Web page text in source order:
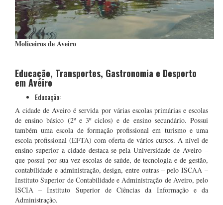
Moliceiros de Aveiro
Educação, Transportes, Gastronomia e Desporto
em Aveiro
Educação:
A cidade de Aveiro é servida por várias escolas primárias e escolas
de ensino básico (2º e 3º ciclos) e de ensino secundário. Possui
também uma escola de formação profissional em turismo e uma
escola profissional (EFTA) com oferta de vários cursos. A nível de
ensino superior a cidade destaca-se pela Universidade de Aveiro –
que possui por sua vez escolas de saúde, de tecnologia e de gestão,
contabilidade e administração, design, entre outras – pelo ISCAA –
Instituto Superior de Contabilidade e Administração de Aveiro, pelo
ISCIA – Instituto Superior de Ciências da Informação e da
Administração.